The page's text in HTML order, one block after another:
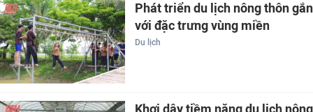
Phát triển du lịch nông thôn gắn
với đặc trưng vùng miền
Du lịch